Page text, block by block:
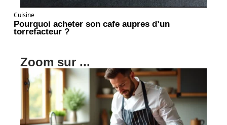
Cuisine
Pourquoi acheter son cafe aupres d’un
torrefacteur ?
Zoom sur ...